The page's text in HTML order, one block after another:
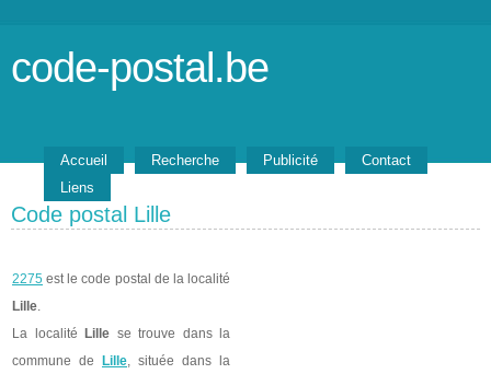
code-postal.be
Accueil Recherche Publicité
Contact
Liens
Code postal Lille
2275 est le code postal de la localité
Lille.
La localité
Lille se trouve dans la
commune de
Lille, située dans la